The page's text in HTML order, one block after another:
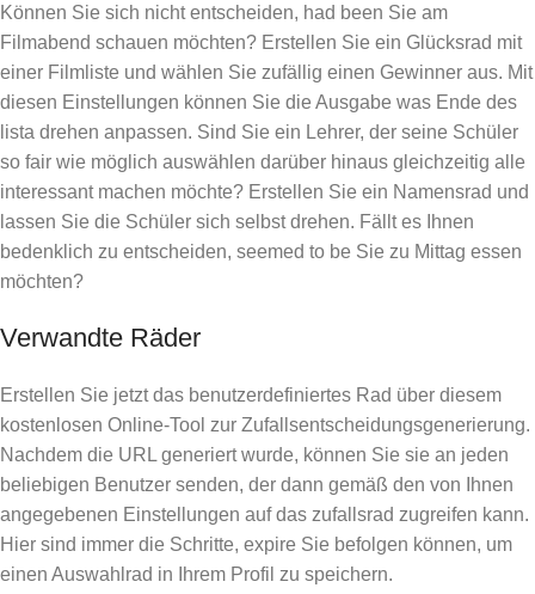
Können Sie sich nicht entscheiden, had been Sie am
Filmabend schauen möchten? Erstellen Sie ein Glücksrad mit
einer Filmliste und wählen Sie zufällig einen Gewinner aus. Mit
diesen Einstellungen können Sie die Ausgabe was Ende des
lista drehen anpassen. Sind Sie ein Lehrer, der seine Schüler
so fair wie möglich auswählen darüber hinaus gleichzeitig alle
interessant machen möchte? Erstellen Sie ein Namensrad und
lassen Sie die Schüler sich selbst drehen. Fällt es Ihnen
bedenklich zu entscheiden, seemed to be Sie zu Mittag essen
möchten?
Verwandte Räder
Erstellen Sie jetzt das benutzerdefiniertes Rad über diesem
kostenlosen Online-Tool zur Zufallsentscheidungsgenerierung.
Nachdem die URL generiert wurde, können Sie sie an jeden
beliebigen Benutzer senden, der dann gemäß den von Ihnen
angegebenen Einstellungen auf das zufallsrad zugreifen kann.
Hier sind immer die Schritte, expire Sie befolgen können, um
einen Auswahlrad in Ihrem Profil zu speichern.